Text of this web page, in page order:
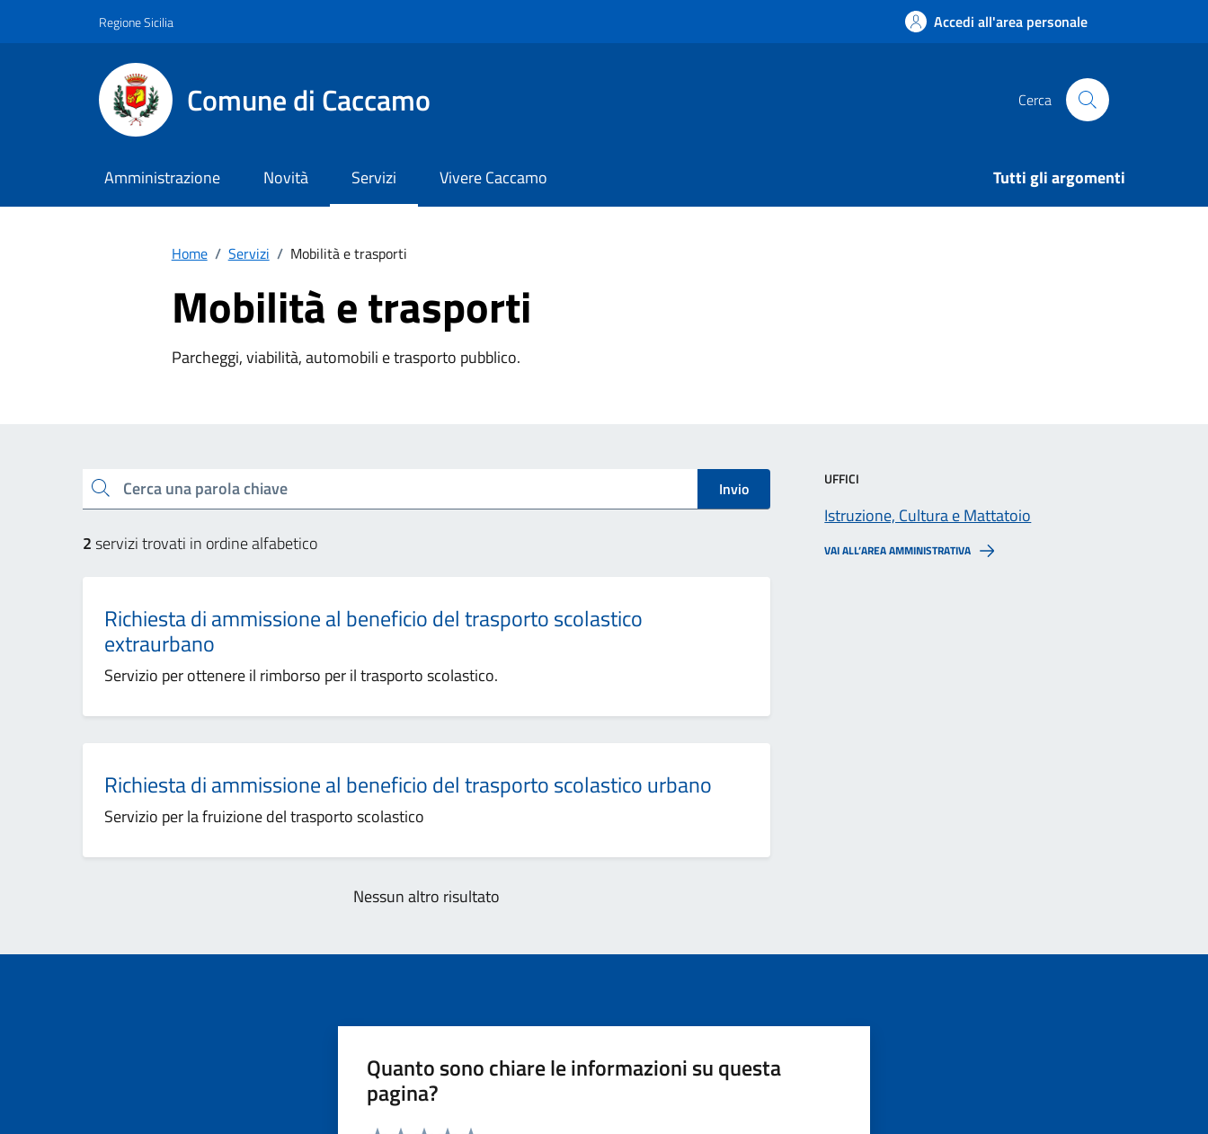
Regione Sicilia Accedi all'area personale
Comune di Caccamo Cerca
Amministrazione Novità Servizi Vivere Caccamo Tutti gli argomenti
Home / Servizi / Mobilità e trasporti
Mobilità e trasporti
Parcheggi, viabilità, automobili e trasporto pubblico.
Cerca una parola chiave Invio
2servizi trovati in ordine alfabetico
Richiesta di ammissione al beneficio del trasporto scolastico
extraurbano
Servizio per ottenere il rimborso per il trasporto scolastico.
Richiesta di ammissione al beneficio del trasporto scolastico urbano
Servizio per la fruizione del trasporto scolastico
Nessun altro risultato
UFFICI
Istruzione, Cultura e Mattatoio
VAI ALL’AREA AMMINISTRATIVA
Quanto sono chiare le informazioni su questa
pagina?